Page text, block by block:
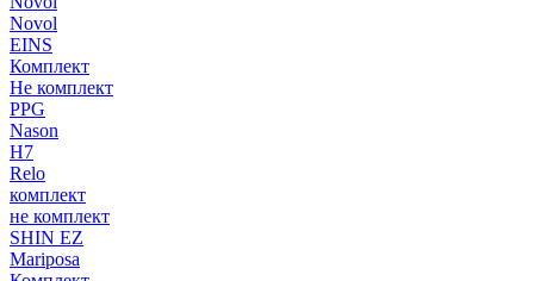
Novol
EINS
Комплект
Не комплект
PPG
Nason
H7
Relo
комплект
не комплект
SHIN EZ
Mariposa